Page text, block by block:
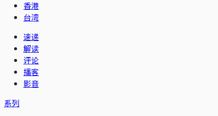
香港
台湾
速递
解读
评论
播客
影音
系列